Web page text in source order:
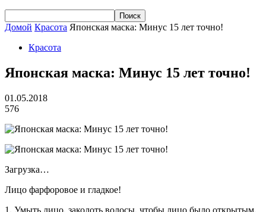
Домой Красота Японская маска: Минус 15 лет точно!
Красота
Японская маска: Минус 15 лет точно!
01.05.2018
576
Загрузка…
Лицо фарфоровое и гладкое!
1. Умыть лицо, заколоть волосы, чтобы лицо было открытым.